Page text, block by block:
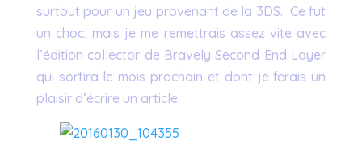
surtout pour un jeu provenant de la 3DS. Ce fut
un choc, mais je me remettrais assez vite avec
l’édition collector de Bravely Second End Layer
qui sortira le mois prochain et dont je ferais un
plaisir d’écrire un article.